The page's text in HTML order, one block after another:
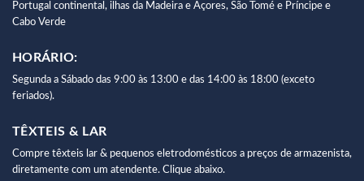
Portugal continental, ilhas da Madeira e Açores, São Tomé e Príncipe e
Cabo Verde
HORÁRIO:
Segunda a Sábado das 9:00 às 13:00 e das 14:00 às 18:00 (exceto
feriados).
TÊXTEIS & LAR
Compre têxteis lar & pequenos eletrodomésticos a preços de armazenista,
diretamente com um atendente. Clique abaixo.